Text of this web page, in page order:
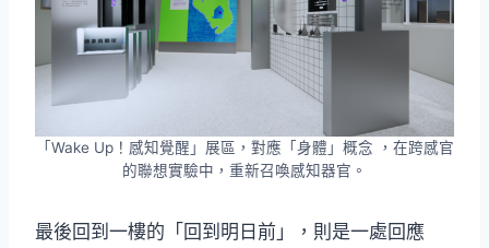
「Wake Up！感知覺醒」展區，對應「身體」概念 ，在跨感官
的聯想實驗中，重新召喚感知器官。
最後回到一樓的「回到明日前」，則是一處回應